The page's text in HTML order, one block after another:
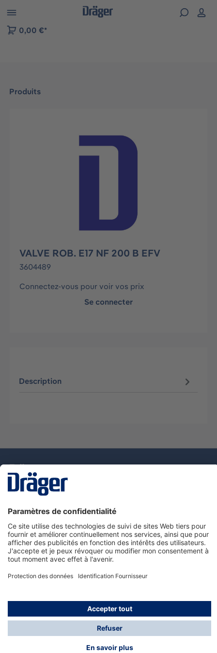
to B2B platform navigation
0,00 €*
Produits
Ignorer la galerie d'images
VALVE ROB. E17 NF 200 B EFV
3604489
Connectez-vous pour voir vos prix
Se connecter
Description
Nous contacter
Service de e-commande Dräger
Informations sur les produits
© Dräger France SAS, 2024
*Prix hors taxe. Frais de gestion et de livraison standard
offerts; Indépendamment de la valeur ou du volume de